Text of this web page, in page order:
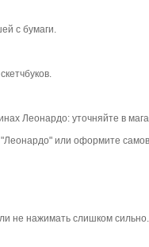
с бумаги.
Леонардо: уточняйте в
или оформите
не нажимать слишком сильно.